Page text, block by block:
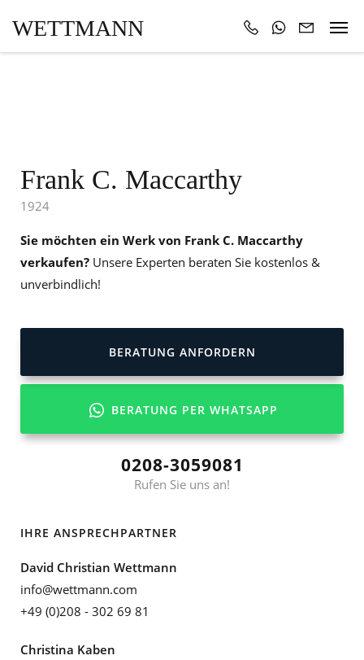
WETTMANN
Frank C. Maccarthy
1924
Sie möchten ein Werk von Frank C. Maccarthy
verkaufen? Unsere Experten beraten Sie kostenlos &
unverbindlich!
BERATUNG ANFORDERN
BERATUNG PER WHATSAPP
0208-3059081
Rufen Sie uns an!
IHRE ANSPRECHPARTNER
David Christian Wettmann
info@wettmann.com
+49 (0)208 - 302 69 81
Christina Kaben